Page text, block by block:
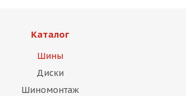
Каталог
Шины
Диски
Шиномонтаж